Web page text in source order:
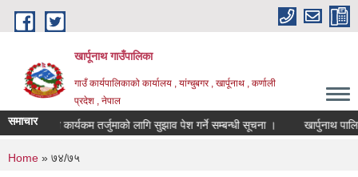
Skip to main content
खार्पूनाथ गाउँपालिका
गाउँ कार्यपालिकाको कार्यालय , यांग्चुबगर , खार्पूनाथ , कर्णाली
प्रदेश , नेपाल
समाचार
नीति तथा कार्यकम तर्जुमाको लागि सुझाव पेश गर्ने सम्बन्धी सूचना । खार्पुनाथ
You are here
Home » ७४/७५